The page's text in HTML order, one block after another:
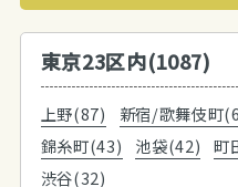
東京23区内(1087)
上野(87) 新宿/歌舞伎町
錦糸町(43)
池袋(42) 町
渋谷(32)